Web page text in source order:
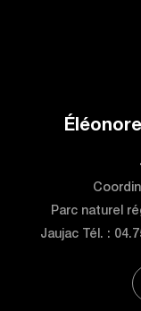
Éléonore
Parc naturel
Jaujac
Tél. :